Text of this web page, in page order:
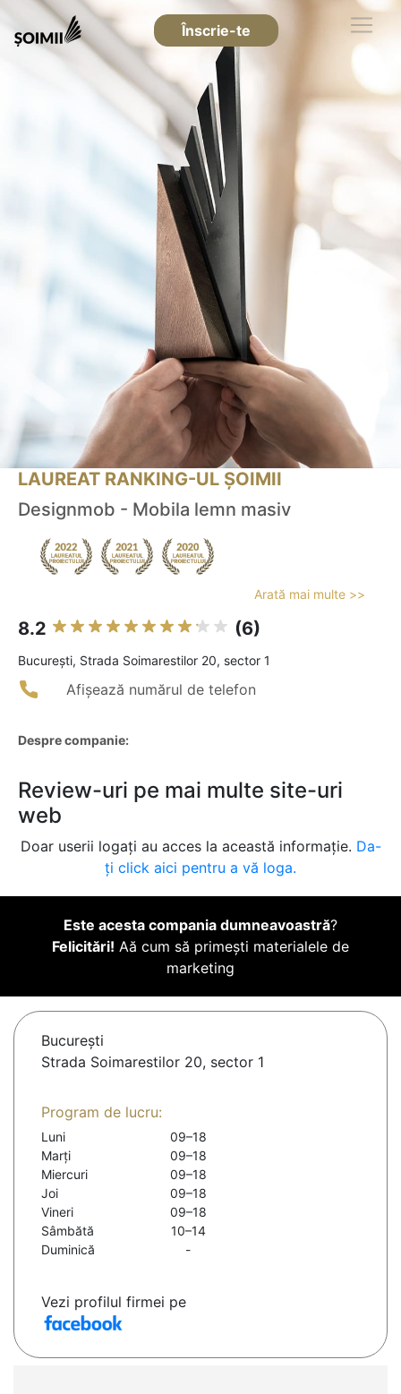
Înscrie-te
LAUREAT RANKING-UL ȘOIMII
Designmob - Mobila lemn masiv
Arată mai multe >>
8.2 (6)
Bucureşti, Strada Soimarestilor 20, sector 1
Afișează numărul de telefon
Despre companie:
Review-uri pe mai multe site-uri
web
Doar userii logați au acces la această informație. Da-
ți click aici pentru a vă loga.
Este acesta compania dumneavoastră?
Felicitări! Aă cum să primești materialele de
marketing
Bucureşti
Strada Soimarestilor 20, sector 1
Program de lucru:
Luni
09–18
Marți
09–18
Miercuri
09–18
Joi
09–18
Vineri
09–18
Sâmbătă
10–14
Duminică
-
Vezi profilul firmei pe